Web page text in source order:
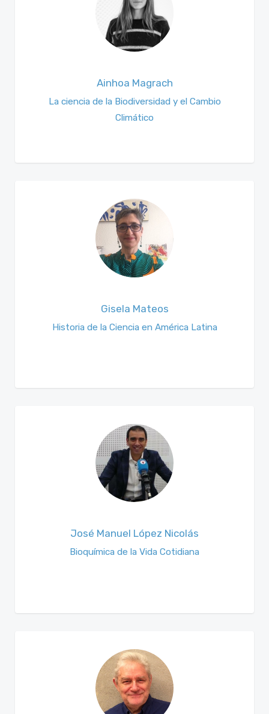
Ainhoa Magrach
La ciencia de la Biodiversidad y el Cambio
Climático
Gisela Mateos
Historia de la Ciencia en América Latina
José Manuel López Nicolás
Bioquímica de la Vida Cotidiana